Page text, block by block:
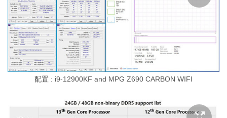
配置 : i9-12900KF and MPG Z690 CARBON WIFI